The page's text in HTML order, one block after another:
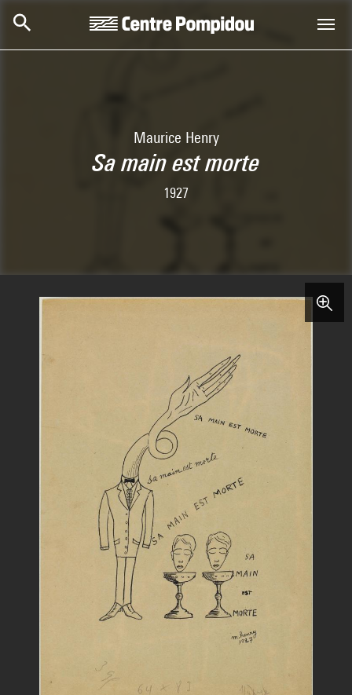
Maurice Henry
Sa main est morte
1927